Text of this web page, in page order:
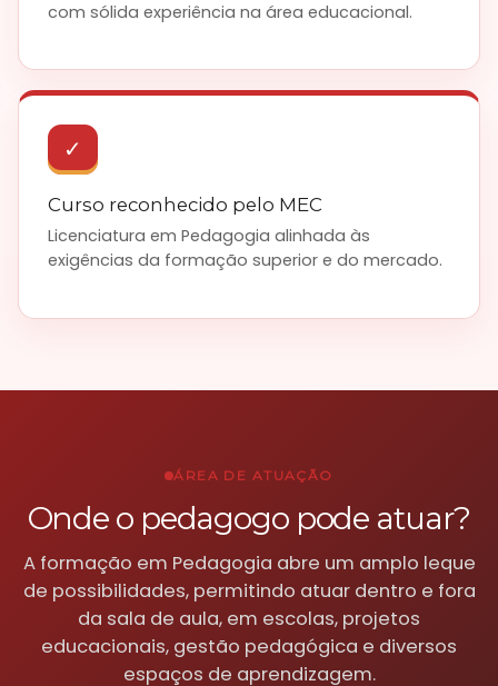
com sólida experiência na área educacional.
✓
Curso reconhecido pelo MEC
Licenciatura em Pedagogia alinhada às
exigências da formação superior e do mercado.
ÁREA DE ATUAÇÃO
Onde o pedagogo pode atuar?
A formação em Pedagogia abre um amplo leque
de possibilidades, permitindo atuar dentro e fora
da sala de aula, em escolas, projetos
educacionais, gestão pedagógica e diversos
espaços de aprendizagem.